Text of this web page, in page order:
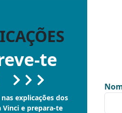
te
explicações dos
Vinci e prepara-te